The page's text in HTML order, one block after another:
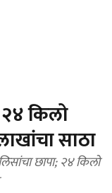
किलो
साठा
छापा; २४ किलो